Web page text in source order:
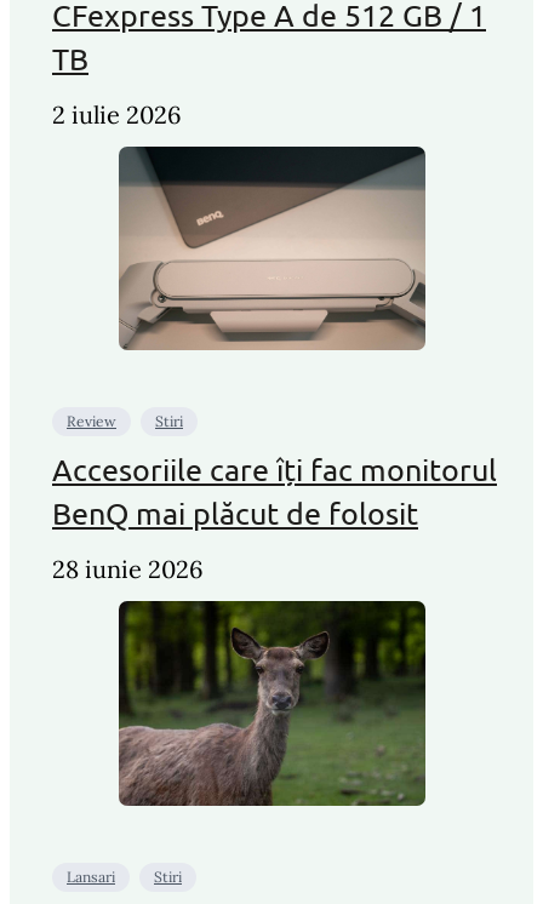
CFexpress Type A de 512 GB / 1
TB
2 iulie 2026
Review Stiri
Accesoriile care îți fac monitorul
BenQ mai plăcut de folosit
28 iunie 2026
Lansari Stiri